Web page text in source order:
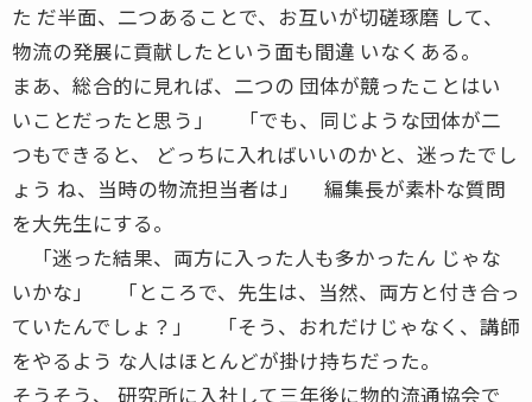
た だ半面、二つあることで、お互いが切磋琢磨 して、
物流の発展に貢献したという面も間違 いなくある。
まあ、総合的に見れば、二つの 団体が競ったことはい
いことだったと思う」 「でも、同じような団体が二
つもできると、 どっちに入ればいいのかと、迷ったでし
ょう ね、当時の物流担当者は」 編集長が素朴な質問
を大先生にする。
「迷った結果、両方に入った人も多かったん じゃな
いかな」 「ところで、先生は、当然、両方と付き合っ
ていたんでしょ？」 「そう、おれだけじゃなく、講師
をやるよう な人はほとんどが掛け持ちだった。
そうそう、 研究所に入社して三年後に物的流通協会で